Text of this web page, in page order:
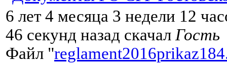
6 лет 4 месяца 3 недели 12
46 секунд назад скачал Гость
Файл "